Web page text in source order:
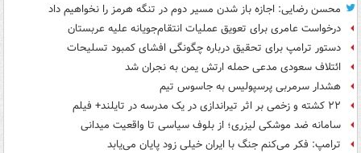
محسن رضایی: اجازه باز شدن مسیر دوم در تنگه هرمز را نخواهیم داد
درخواست عامری برای تعویق عملیات انتقام‌جویانه علیه عربستان
دستور ترامپ برای تحقیق درباره چگونگی افشای کمبود تسلیحات
ائتلاف سعودی مدعی حمله ارتش یمن به نجران شد
هشدار سرمربی پرسپولیس به جاسوس تیم
۲۲ کشته و زخمی بر اثر تیراندازی در یک مدرسه در تایلند+ فیلم
سامانه ضد موشکی لیزری؛ از بلوف سیاسی تا واقعیت میدانی
ترامپ: فکر می‌کنم جنگ با ایران خیلی زود پایان می‌یابد